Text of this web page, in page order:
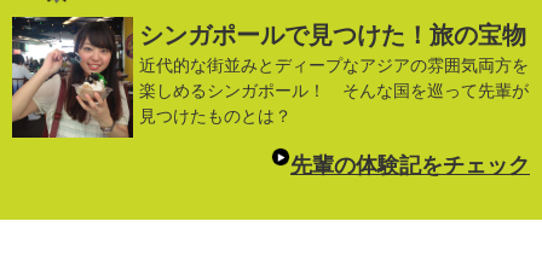
シンガポールで見つけた！旅の宝物
近代的な街並みとディープなアジアの雰囲気両方を
楽しめるシンガポール！ そんな国を巡って先輩が
見つけたものとは？
先輩の体験記をチェック